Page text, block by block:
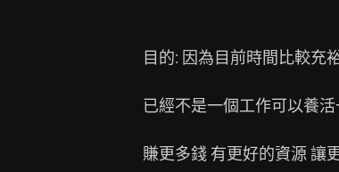
目的: 因為目前時間比較充
已經不是一個工作可以養
賺更多錢 有更好的資源 讓